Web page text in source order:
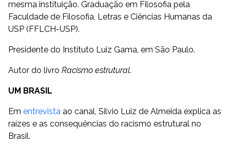
mesma instituição. Graduação em Filosofia pela
Faculdade de Filosofia, Letras e Ciências Humanas da
USP (FFLCH-USP).
Presidente do Instituto Luiz Gama, em São Paulo.
Autor do livro Racismo estrutural.
UM BRASIL
Em entrevista ao canal, Silvio Luiz de Almeida explica as
raízes e as consequências do racismo estrutural no
Brasil.